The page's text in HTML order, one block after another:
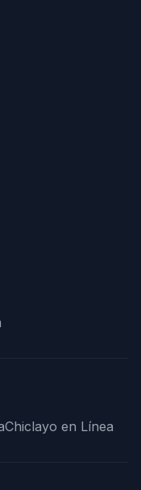
Chiclayo en Línea